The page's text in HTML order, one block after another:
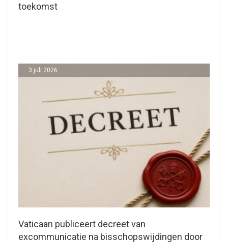
toekomst
Vaticaan publiceert decreet van
excommunicatie na bisschopswijdingen door
3 juli 2026